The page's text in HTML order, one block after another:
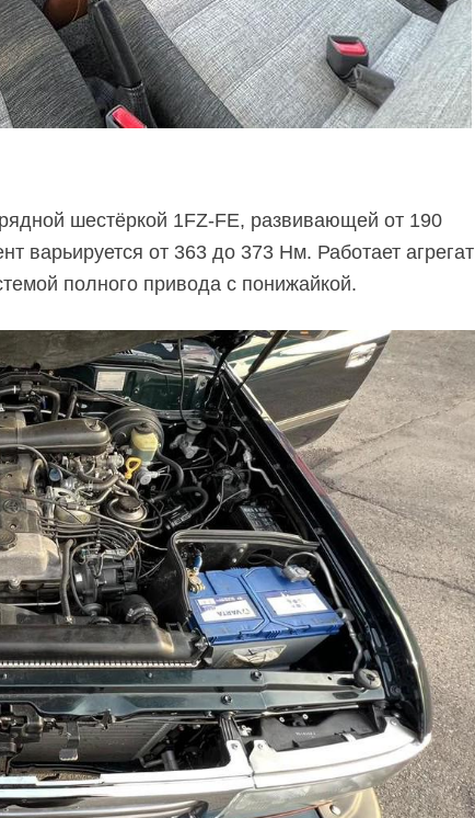
рядной шестёркой 1FZ-FE, развивающей от 190
варьируется от 363 до 373 Нм. Работает агрегат
полного привода с понижайкой.